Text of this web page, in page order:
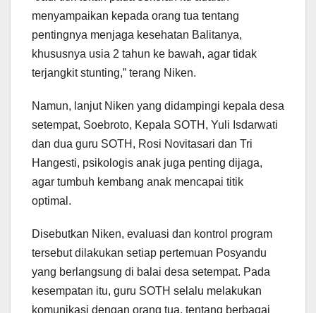
menyampaikan kepada orang tua tentang
pentingnya menjaga kesehatan Balitanya,
khususnya usia 2 tahun ke bawah, agar tidak
terjangkit stunting,” terang Niken.
Namun, lanjut Niken yang didampingi kepala desa
setempat, Soebroto, Kepala SOTH, Yuli Isdarwati
dan dua guru SOTH, Rosi Novitasari dan Tri
Hangesti, psikologis anak juga penting dijaga,
agar tumbuh kembang anak mencapai titik
optimal.
Disebutkan Niken, evaluasi dan kontrol program
tersebut dilakukan setiap pertemuan Posyandu
yang berlangsung di balai desa setempat. Pada
kesempatan itu, guru SOTH selalu melakukan
komunikasi dengan orang tua, tentang berbagai